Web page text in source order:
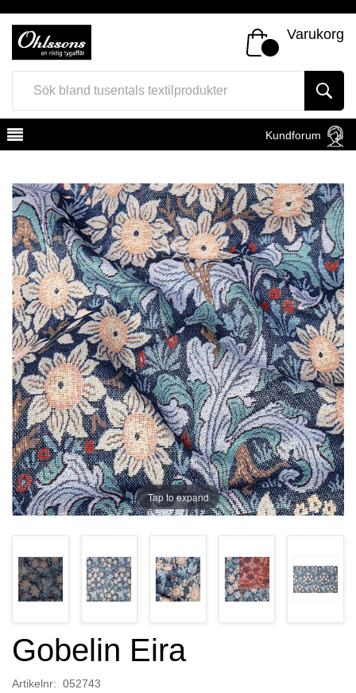
Varukorg
Kundforum
Register Sign In
Tap to expand
Gobelin Eira
Artikelnr: 052743